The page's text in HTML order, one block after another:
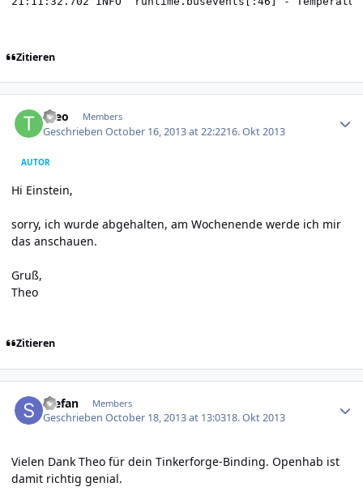
Zitieren
theo Members
GeschriebenOctober 16, 2013 at 22:2216. Okt 2013
AUTOR
Hi Einstein,
sorry, ich wurde abgehalten, am Wochenende werde ich mir
das anschauen.
Gruß,
Theo
Zitieren
Stefan Members
GeschriebenOctober 18, 2013 at 13:0318. Okt 2013
Vielen Dank Theo für dein Tinkerforge-Binding. Openhab ist
damit richtig genial.